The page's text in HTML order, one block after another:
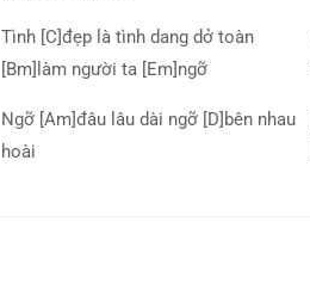
Tình [C]đẹp là tình dang dở toàn
[Bm]làm người ta [Em]ngỡ
Ngỡ [Am]đâu lâu dài ngỡ [D]bên nhau
hoài